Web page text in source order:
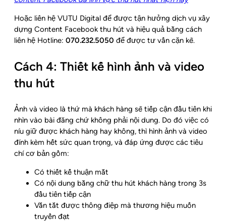
Hoặc liên hệ VUTU Digital để được tận hưởng dịch vụ xây
dựng Content Facebook thu hút và hiệu quả bằng cách
liên hệ Hotline: 070.232.5050 để được tư vấn cặn kẽ.
Cách 4: Thiết kế hình ảnh và video
thu hút
Ảnh và video là thứ mà khách hàng sẽ tiếp cận đầu tiên khi
nhìn vào bài đăng chứ không phải nội dung. Do đó việc có
níu giữ được khách hàng hay không, thì hình ảnh và video
đính kèm hết sức quan trọng, và đáp ứng được các tiêu
chí cơ bản gồm:
Có thiết kế thuận mắt
Có nội dung bằng chữ thu hút khách hàng trong 3s
đầu tiên tiếp cận
Vắn tắt được thông điệp mà thương hiệu muốn
truyền đạt